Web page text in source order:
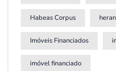
Habeas Corpus
Imóveis Financiados
imóvel financiado